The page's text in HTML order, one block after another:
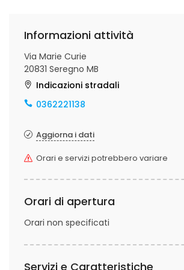
Informazioni attività
Via Marie Curie
20831 Seregno MB
Indicazioni stradali
0362221138
Aggiorna i dati
Orari e servizi potrebbero variare
Orari di apertura
Orari non specificati
Servizi e Caratteristiche